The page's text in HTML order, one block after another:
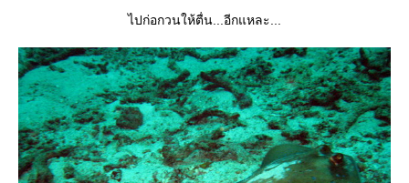
ไปก่อกวนให้ตื่น...อีกแหละ...